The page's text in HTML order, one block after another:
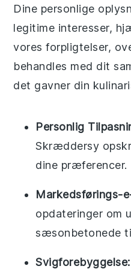
Dine personlige
legitime interesser,
vores forpligtelser,
behandles med dit
det gavner din
Personlig
Skræddersy
dine præferencer.
Markedsførings-
opdateringer om
sæsonbetonede
Svigforebyggelse: